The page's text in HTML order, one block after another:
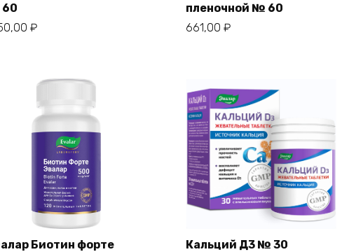
₽
пленочной № 60
661,00 ₽
Биотин форте
Кальций Д3 № 30